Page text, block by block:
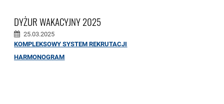
DYŻUR WAKACYJNY 2025
25.03.2025
KOMPLEKSOWY SYSTEM REKRUTACJI
HARMONOGRAM